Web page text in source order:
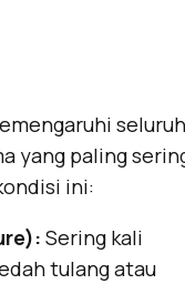
seluruh
yang paling
ini:
): Sering kali
tulang atau